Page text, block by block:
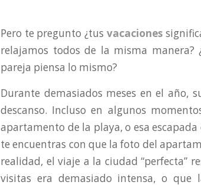
Pero te pregunto ¿tus vacaciones
relajamos todos de la misma manera?
pareja piensa lo mismo?
Durante demasiados meses en el año,
descanso. Incluso en algunos
apartamento de la playa, o esa
te encuentras con que la foto del
realidad, el viaje a la ciudad “perfecta”
visitas era demasiado intensa, o que